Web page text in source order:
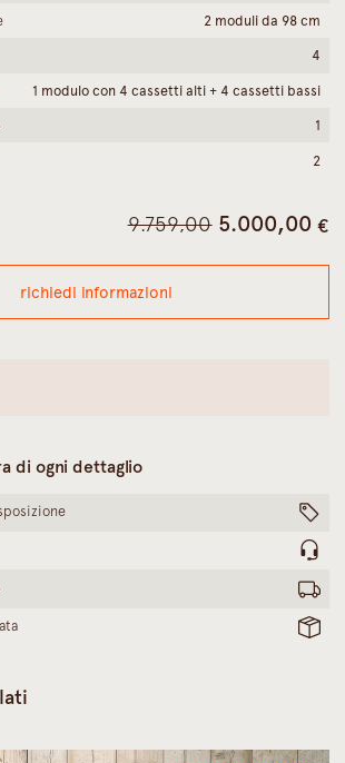
2 moduli da 98 cm
4
1 modulo con 4 cassetti alti + 4 cassetti bassi
1
2
9.759,00 il
originale
9.759,00 €.
5.000,00 €il
richiedi informazioni
di ogni dettaglio